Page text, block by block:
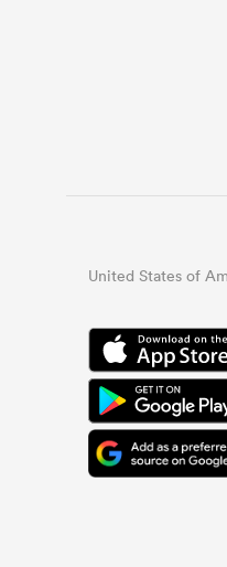
United States of